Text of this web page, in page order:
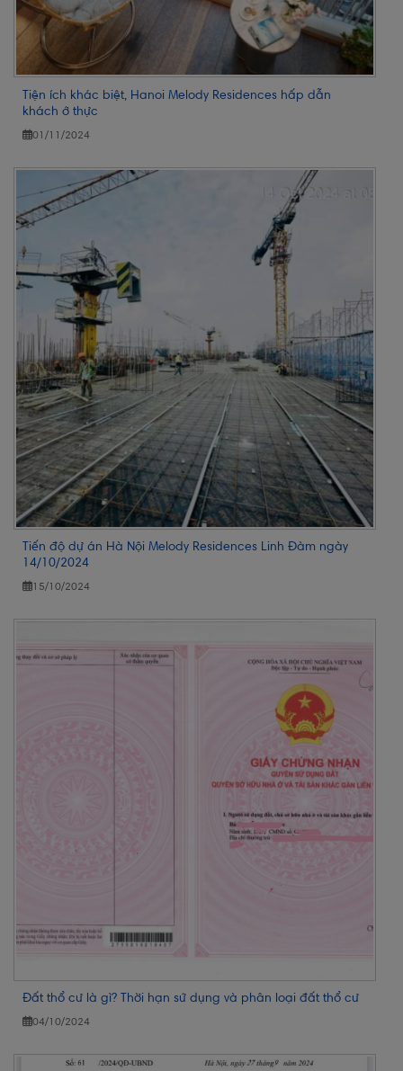
Tiện ích khác biệt, Hanoi Melody Residences hấp dẫn
khách ở thực
01/11/2024
Tiến độ dự án Hà Nội Melody Residences Linh Đàm ngày
14/10/2024
15/10/2024
Đất thổ cư là gì? Thời hạn sử dụng và phân loại đất thổ cư
04/10/2024